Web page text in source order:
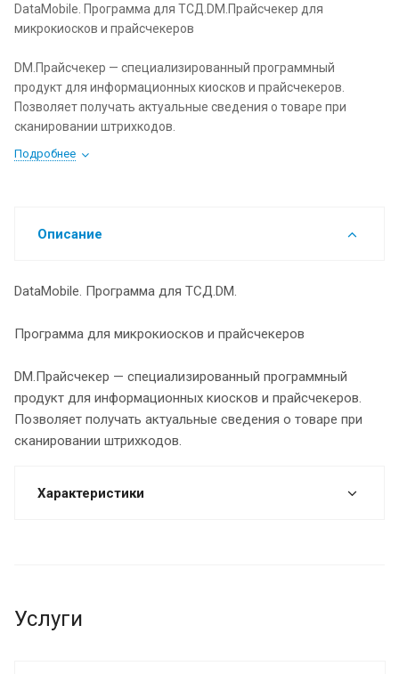
DataMobile. Программа для ТСД.DM.Прайсчекер для
микрокиосков и прайсчекеров
DM.Прайсчекер — специализированный программный
продукт для информационных киосков и прайсчекеров.
Позволяет получать актуальные сведения о товаре при
сканировании штрихкодов.
Подробнее
Описание
DataMobile. Программа для ТСД.DM.
Программа для микрокиосков и прайсчекеров
DM.Прайсчекер — специализированный программный
продукт для информационных киосков и прайсчекеров.
Позволяет получать актуальные сведения о товаре при
сканировании штрихкодов.
Характеристики
Услуги